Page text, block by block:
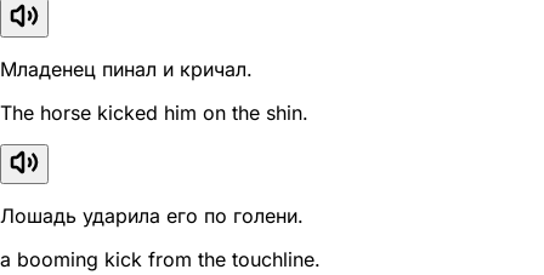
Младенец пинал и кричал.
The horse kicked him on the shin.
Лошадь ударила его по голени.
a booming kick from the touchline.